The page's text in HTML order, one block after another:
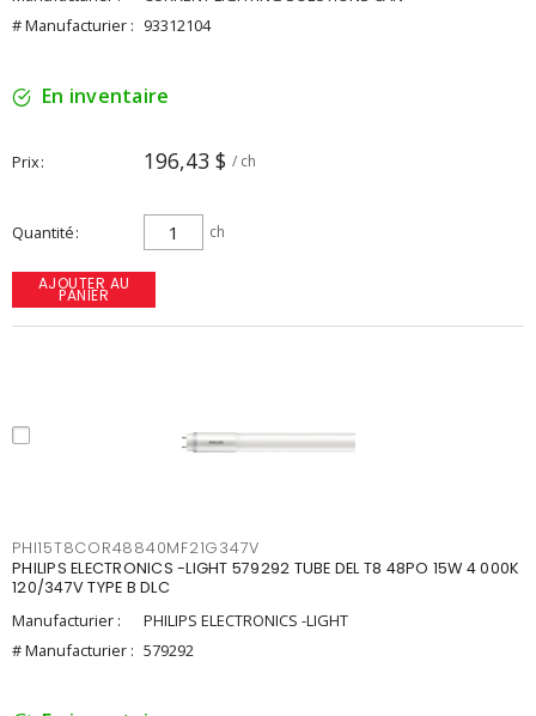
# Manufacturier : 93312104
En inventaire
Prix 196,43 $ / ch
Quantité ch
AJOUTER AU
PANIER
PHI15T8COR48840MF21G347V
PHILIPS ELECTRONICS -LIGHT 579292 TUBE DEL T8 48PO 15W 4 000K
120/347V TYPE B DLC
Manufacturier :
PHILIPS ELECTRONICS -LIGHT
# Manufacturier : 579292